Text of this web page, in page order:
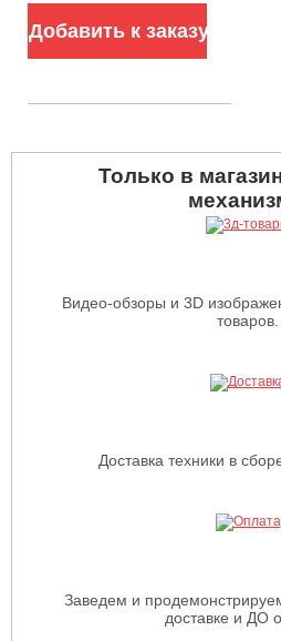
Добавить к заказу
Только в
Видео-обзоры и 3D
товаров.
Доставка техники в
Заведем и
доставке и ДО